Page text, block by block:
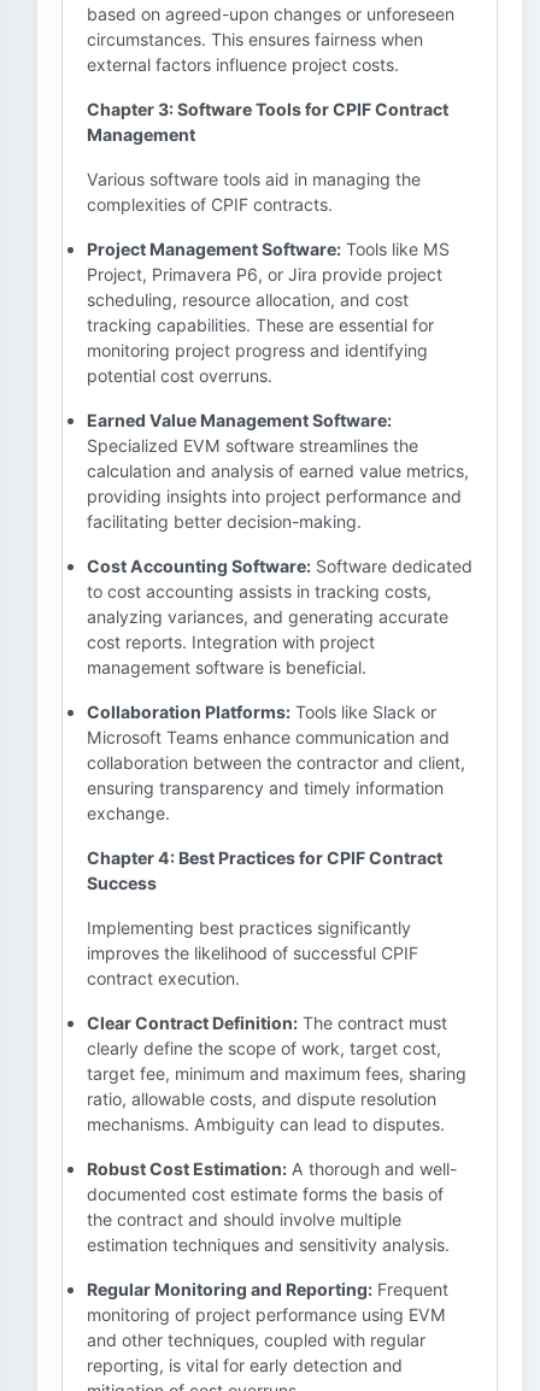
based on agreed-upon changes or unforeseen
circumstances. This ensures fairness when
external factors influence project costs.
Chapter 3: Software Tools for CPIF Contract
Management
Various software tools aid in managing the
complexities of CPIF contracts.
Project Management Software: Tools like MS
Project, Primavera P6, or Jira provide project
scheduling, resource allocation, and cost
tracking capabilities. These are essential for
monitoring project progress and identifying
potential cost overruns.
Earned Value Management Software:
Specialized EVM software streamlines the
calculation and analysis of earned value metrics,
providing insights into project performance and
facilitating better decision-making.
Cost Accounting Software: Software dedicated
to cost accounting assists in tracking costs,
analyzing variances, and generating accurate
cost reports. Integration with project
management software is beneficial.
Collaboration Platforms: Tools like Slack or
Microsoft Teams enhance communication and
collaboration between the contractor and client,
ensuring transparency and timely information
exchange.
Chapter 4: Best Practices for CPIF Contract
Success
Implementing best practices significantly
improves the likelihood of successful CPIF
contract execution.
Clear Contract Definition: The contract must
clearly define the scope of work, target cost,
target fee, minimum and maximum fees, sharing
ratio, allowable costs, and dispute resolution
mechanisms. Ambiguity can lead to disputes.
Robust Cost Estimation: A thorough and well-
documented cost estimate forms the basis of
the contract and should involve multiple
estimation techniques and sensitivity analysis.
Regular Monitoring and Reporting: Frequent
monitoring of project performance using EVM
and other techniques, coupled with regular
reporting, is vital for early detection and